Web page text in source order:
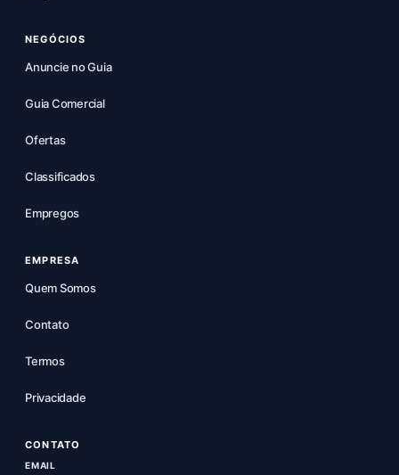
NEGÓCIOS
Anuncie no Guia
Guia Comercial
Ofertas
Classificados
Empregos
EMPRESA
Quem Somos
Contato
Termos
Privacidade
CONTATO
EMAIL